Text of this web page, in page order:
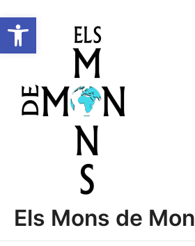
Obre la barra d'eines
contingut
Els Mons de Mon
d'entrades
e
r